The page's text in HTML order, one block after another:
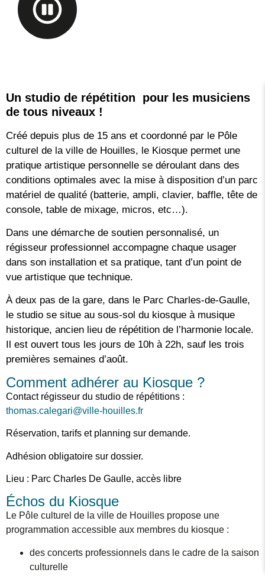
Un studio de répétition pour les musiciens
de tous niveaux !
Créé depuis plus de 15 ans et coordonné par le Pôle
culturel de la ville de Houilles, le Kiosque permet une
pratique artistique personnelle se déroulant dans des
conditions optimales avec la mise à disposition d’un parc
matériel de qualité (batterie, ampli, clavier, baffle, tête de
console, table de mixage, micros, etc…).
Dans une démarche de soutien personnalisé, un
régisseur professionnel accompagne chaque usager
dans son installation et sa pratique, tant d’un point de
vue artistique que technique.
À deux pas de la gare, dans le Parc Charles-de-Gaulle,
le studio se situe au sous-sol du kiosque à musique
historique, ancien lieu de répétition de l’harmonie locale.
Il est ouvert tous les jours de 10h à 22h, sauf les trois
premières semaines d’août.
Comment adhérer au Kiosque ?
Contact régisseur du studio de répétitions :
thomas.calegari@ville-houilles.fr
Réservation, tarifs et planning sur demande.
Adhésion obligatoire sur dossier.
Lieu : Parc Charles De Gaulle, accès libre
Échos du Kiosque
Le Pôle culturel de la ville de Houilles propose une
programmation accessible aux membres du kiosque :
des concerts professionnels dans le cadre de la saison
culturelle